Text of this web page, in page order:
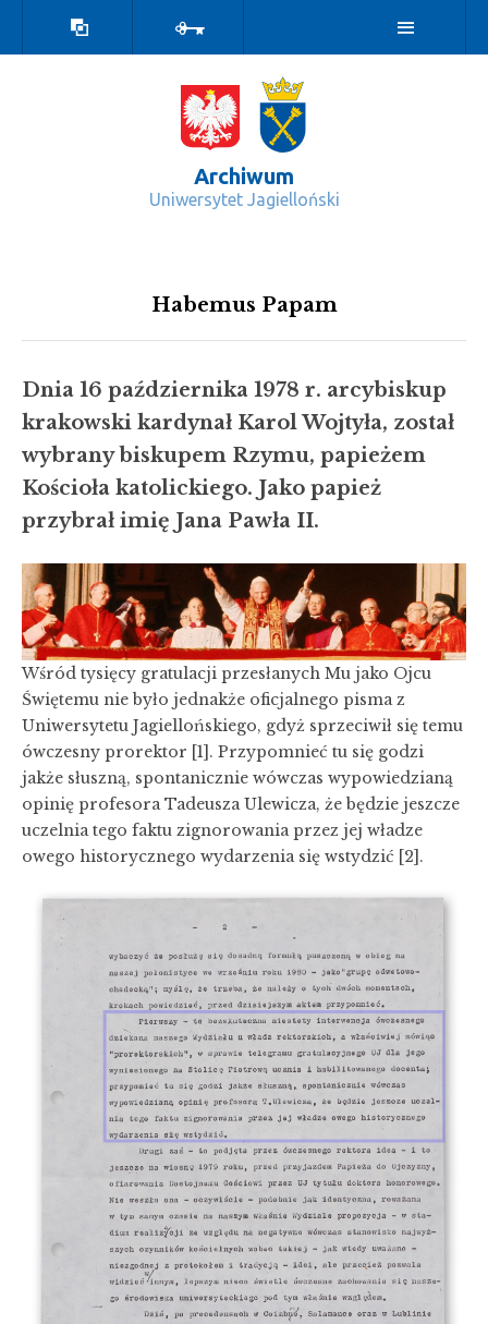
kontrastowa
Archiwum
Uniwersytet Jagielloński
Habemus Papam
Dnia 16 października 1978 r. arcybiskup
krakowski kardynał Karol Wojtyła, został
wybrany biskupem Rzymu, papieżem
Kościoła katolickiego. Jako papież
przybrał imię Jana Pawła II.
Wśród tysięcy gratulacji przesłanych Mu jako Ojcu
Świętemu nie było jednakże oficjalnego pisma z
Uniwersytetu Jagiellońskiego, gdyż sprzeciwił się temu
ówczesny prorektor [1]. Przypomnieć tu się godzi
jakże słuszną, spontanicznie wówczas wypowiedzianą
opinię profesora Tadeusza Ulewicza, że będzie jeszcze
uczelnia tego faktu zignorowania przez jej władze
owego historycznego wydarzenia się wstydzić [2].